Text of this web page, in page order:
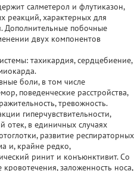
салметерол и флутиказон,
реакций, характерных для
Дополнительные побочные
двух компонентов
тахикардия, сердцебиение,
боли, в том числе
поведенческие расстройства,
тревожность.
гиперчувствительности,
отек, в единичных случаях
развитие респираторных
и, крайне редко,
ринит и конъюнктивит. Со
заложенность носа,